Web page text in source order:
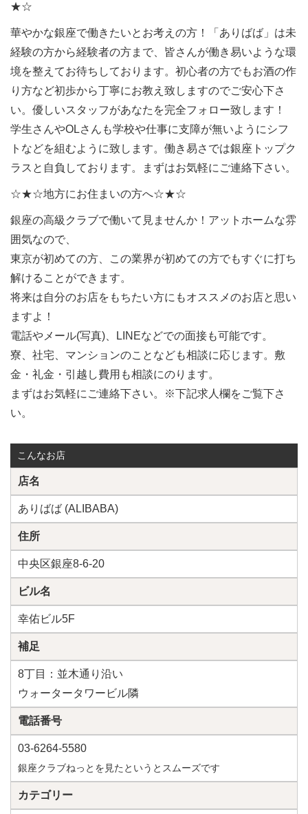
★☆
華やかな銀座で働きたいとお考えの方！「ありばば」は未
経験の方から経験者の方まで、皆さんが働き易いような環
境を整えてお待ちしております。初心者の方でもお酒の作
り方など初歩から丁寧にお教え致しますのでご安心下さ
い。優しいスタッフがあなたを完全フォロー致します！
学生さんやOLさんも学校や仕事に支障が無いようにシフ
トなどを組むように致します。働き易さでは銀座トップク
ラスと自負しております。まずはお気軽にご連絡下さい。
☆★☆地方にお住まいの方へ☆★☆
銀座の高級クラブで働いて見ませんか！アットホームな雰
囲気なので、
東京が初めての方、この業界が初めての方でもすぐに打ち
解けることができます。
将来は自分のお店をもちたい方にもオススメのお店と思い
ますよ！
電話やメール(写真)、LINEなどでの面接も可能です。
寮、社宅、マンションのことなども相談に応じます。敷
金・礼金・引越し費用も相談にのります。
まずはお気軽にご連絡下さい。※下記求人欄をご覧下さ
い。
こんなお店
店名
ありばば (ALIBABA)
住所
中央区銀座8-6-20
ビル名
幸佑ビル5F
補足
8丁目：並木通り沿い
ウォータータワービル隣
電話番号
03-6264-5580
銀座クラブねっとを見たというとスムーズです
カテゴリー